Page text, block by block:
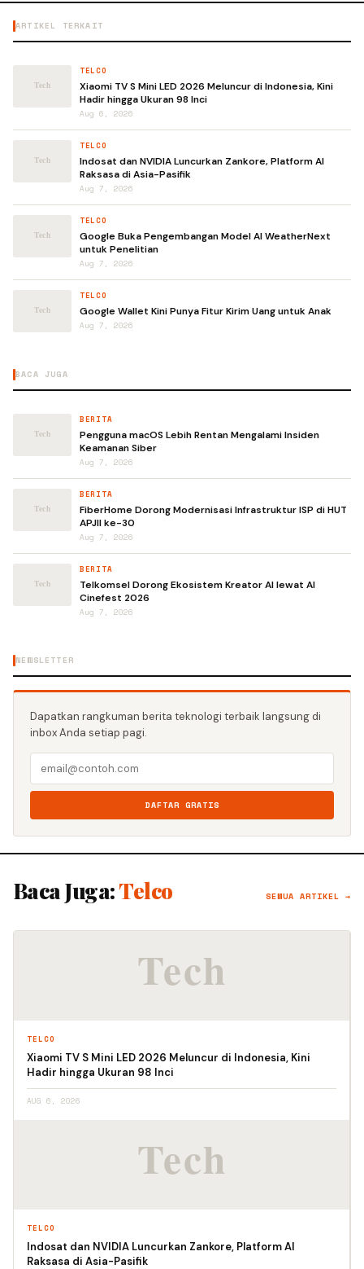
ARTIKEL TERKAIT
TELCO
Xiaomi TV S Mini LED 2026 Meluncur di Indonesia, Kini
Hadir hingga Ukuran 98 Inci
Aug 6, 2026
TELCO
Indosat dan NVIDIA Luncurkan Zankore, Platform AI
Raksasa di Asia-Pasifik
Aug 7, 2026
TELCO
Google Buka Pengembangan Model AI WeatherNext
untuk Penelitian
Aug 7, 2026
TELCO
Google Wallet Kini Punya Fitur Kirim Uang untuk Anak
Aug 7, 2026
BACA JUGA
BERITA
Pengguna macOS Lebih Rentan Mengalami Insiden
Keamanan Siber
Aug 7, 2026
BERITA
FiberHome Dorong Modernisasi Infrastruktur ISP di HUT
APJII ke-30
Aug 7, 2026
BERITA
Telkomsel Dorong Ekosistem Kreator AI lewat AI
Cinefest 2026
Aug 7, 2026
NEWSLETTER
Dapatkan rangkuman berita teknologi terbaik langsung di
inbox Anda setiap pagi.
DAFTAR GRATIS
Baca Juga:Telco SEMUA ARTIKEL →
TELCO
Xiaomi TV S Mini LED 2026 Meluncur di Indonesia, Kini
Hadir hingga Ukuran 98 Inci
AUG 6, 2026
TELCO
Indosat dan NVIDIA Luncurkan Zankore, Platform AI
Raksasa di Asia-Pasifik